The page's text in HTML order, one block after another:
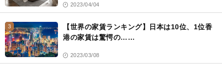
2023/04/04
3
【世界の家賃ランキング】日本は10位、1位香
港の家賃は驚愕の……
2023/03/08